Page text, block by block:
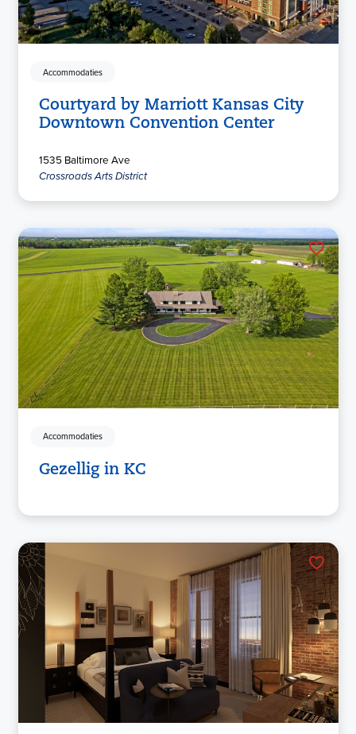
Accommodaties
Courtyard by Marriott Kansas City
Downtown Convention Center
1535 Baltimore Ave
Crossroads Arts District
Accommodaties
Gezellig in KC